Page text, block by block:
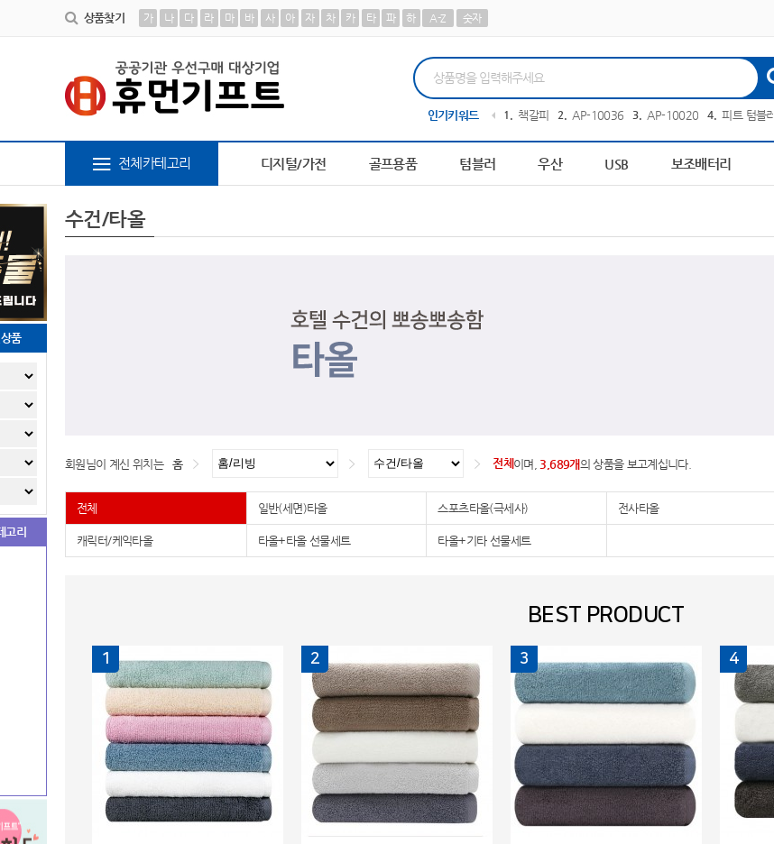
상품찾기 가 나 다 라 마 바 사 아 자 차 카 타 파 하 A-Z 숫자
인기키워드
AP-100413 10 AP-100048 1 책갈피 2 AP-100364 3 AP-100209 4 피트 텀블러
전체카테고리 디지털/가전 골프용품 텀블러 우산 USB 보조배터리
품
고리
수건/타올
회원님이 계신 위치는 홈 전체이며, 3,689개의 상품을 보고계십니다.
전체 일반(세면)타올 스포츠타올(극세사) 전사타올
캐릭터/케익타올 타올+타올 선물세트 타올+기타 선물세트
BEST PRODUCT
1 2 3 4